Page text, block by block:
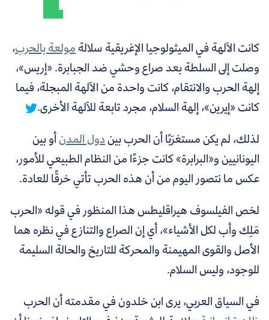
كانتالآلهة في الميثولوجيا الإغريقية سلالةمولعة بالحرب،
وصلت إلى السلطة بعد صراع وحشي ضد الجبابرة.«إريس»،
إلهة الحرب والانتقام، كانت واحدة من الآلهة المبجلة، فيما
كانت «إيرين»، إلهة السلام، مجرد تابعة للآلهة الأخرى.
لذلك، لم يكن مستغرَبًا أن الحرب بيندول المدنأو بين
اليونانيين و«البرابرة» كانت جزءًا من النظام الطبيعي للأمور،
عكس ما نتصور اليوم من أن هذه الحرب تأتي خرقًا للعادة.
لخص الفيلسوف هيراقليطس هذا المنظور في قوله «الحرب
مَلِك وأب لكل الأشياء»، أي إن الصراع والتنازع في نظره هما
الأصل والقوى المهيمنة والمحركة للتاريخ والحالة السليمة
للوجود، وليس السلام.
في السياق العربي، يرى ابن خلدون في مقدمته أن الحرب